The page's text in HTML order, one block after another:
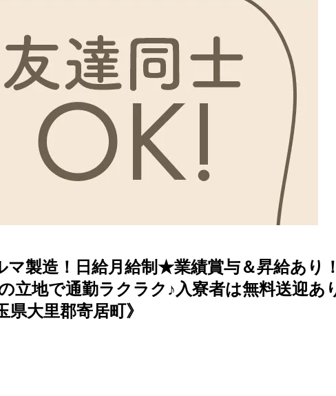
マ製造！日給月給制★業績賞与＆昇給あ
立地で通勤ラクラク♪入寮者は無料送迎あ
大里郡寄居町》